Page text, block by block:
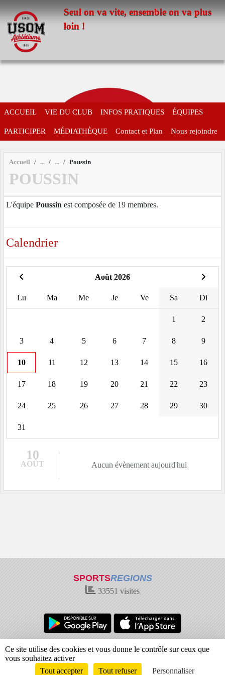
Seul on va vite, ensemble on va plus
loin !
ACCUEIL VIE DU CLUB INFOS PRATIQUES ÉQUIPES
PARTICIPER MÉDIATHÈQUE Contact et Plan Nous rejoindre
Accueil Poussin
POUSSIN
L'équipe Poussin est composée de 19 membres.
Calendrier
Août 2026
Lu Ma Me Je Ve Sa Di
1 2
3 4 5 6 7 8 9
10 11 12 13 14 15 16
17 18 19 20 21 22 23
24 25 26 27 28 29 30
31
10
AOÛT Aucun évènement aujourd'hui
SPORTSREGIONS
33551 visites
Charte cookies
Gestion des cookies
Informations légales
Envie de participer ?
Connexion
Ce site utilise des cookies et vous donne le contrôle sur ceux que
vous souhaitez activer
Tout accepter
Tout refuser Personnaliser